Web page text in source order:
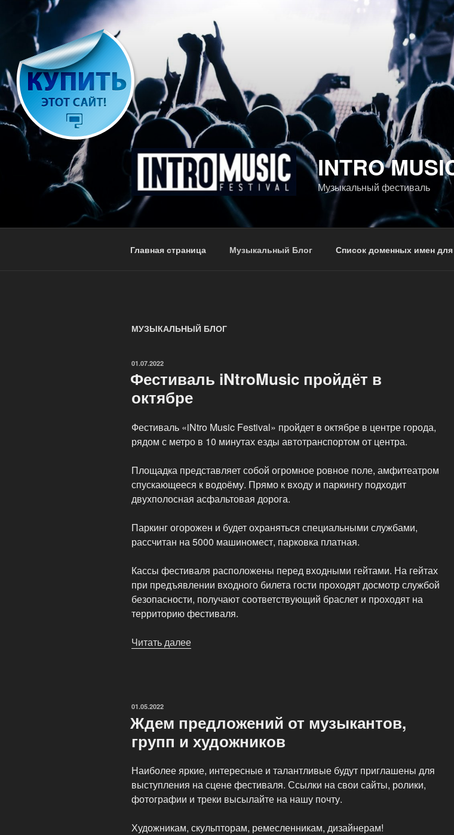
Перейти
содержимому
INTRO
Музыкальный фестиваль
Главная страница Музыкальный Блог Список доменных имен
МУЗЫКАЛЬНЫЙ БЛОГ
ОПУБЛИКОВАНО
01.07.2022
Фестиваль iNtroMusic пройдёт в
октябре
Фестиваль «iNtro Music Festival» пройдет в октябре в центре города,
рядом с метро в 10 минутах езды автотранспортом от центра.
Площадка представляет собой огромное ровное поле, амфитеатром
спускающееся к водоёму. Прямо к входу и паркингу подходит
двухполосная асфальтовая дорога.
Паркинг огорожен и будет охраняться специальными службами,
рассчитан на 5000 машиномест, парковка платная.
Кассы фестиваля расположены перед входными гейтами. На гейтах
при предъявлении входного билета гости проходят досмотр службой
безопасности, получают соответствующий браслет и проходят на
территорию фестиваля.
Читать далее
ОПУБЛИКОВАНО
01.05.2022
Ждем предложений от музыкантов,
групп и художников
Наиболее яркие, интересные и талантливые будут приглашены для
выступления на сцене фестиваля. Ссылки на свои сайты, ролики,
фотографии и треки высылайте на нашу почту.
Художникам, скульпторам, ремесленникам, дизайнерам!